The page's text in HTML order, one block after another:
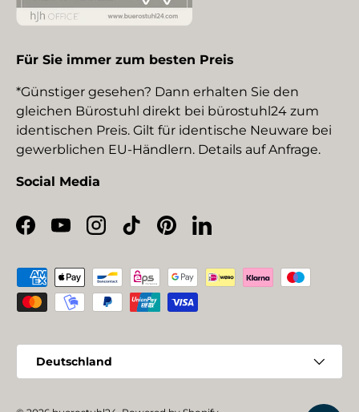
Für Sie immer zum besten Preis
*Günstiger gesehen? Dann erhalten Sie den
gleichen Bürostuhl direkt bei bürostuhl24 zum
identischen Preis. Gilt für identische Neuware bei
gewerblichen EU-Händlern. Details auf Anfrage.
Social Media
Facebook
YouTubeInstagram
TikTokPinterestLinkedIn
Zahlungsmethoden
Deutschland